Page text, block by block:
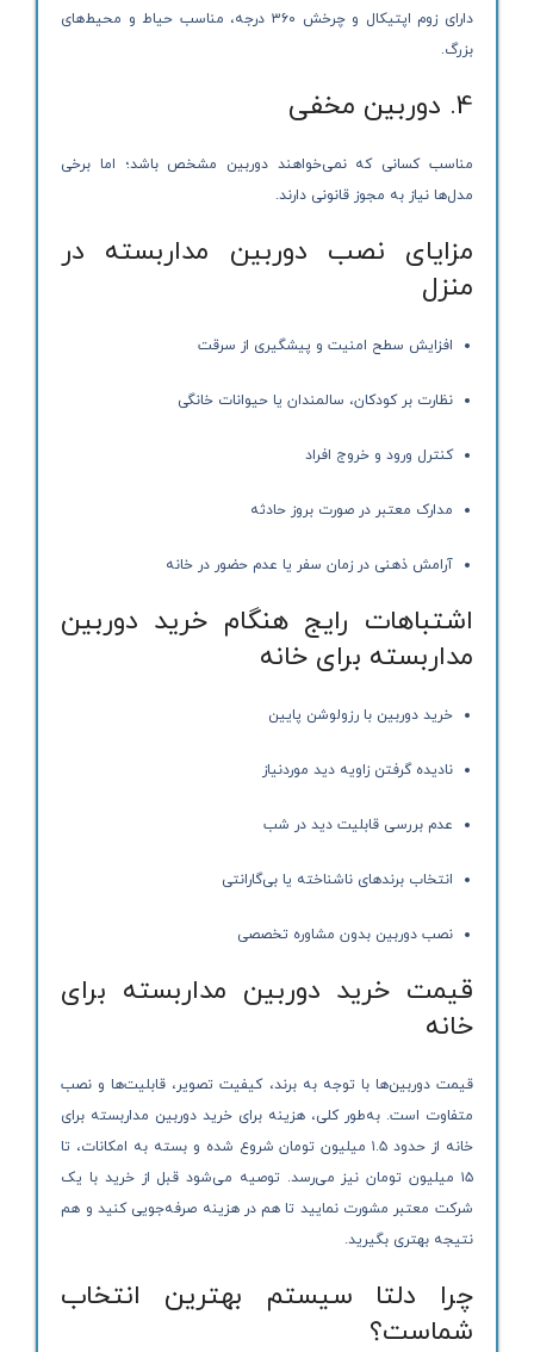
دارای زوم اپتیکال و چرخش ۳۶۰ درجه، مناسب حیاط و محیط‌های
بزرگ.
4. دوربین مخفی
مناسب کسانی که نمی‌خواهند دوربین مشخص باشد؛ اما برخی
مدل‌ها نیاز به مجوز قانونی دارند.
مزایای نصب دوربین مداربسته در
منزل
افزایش سطح امنیت و پیشگیری از سرقت
نظارت بر کودکان، سالمندان یا حیوانات خانگی
کنترل ورود و خروج افراد
مدارک معتبر در صورت بروز حادثه
آرامش ذهنی در زمان سفر یا عدم حضور در خانه
اشتباهات رایج هنگام خرید دوربین
مداربسته برای خانه
خرید دوربین با رزولوشن پایین
نادیده گرفتن زاویه دید موردنیاز
عدم بررسی قابلیت دید در شب
انتخاب برندهای ناشناخته یا بی‌گارانتی
نصب دوربین بدون مشاوره تخصصی
قیمت خرید دوربین مداربسته برای
خانه
قیمت دوربین‌ها با توجه به برند، کیفیت تصویر، قابلیت‌ها و نصب
متفاوت است. به‌طور کلی، هزینه برای خرید دوربین مداربسته برای
خانه از حدود ۱.۵ میلیون تومان شروع شده و بسته به امکانات، تا
۱۵ میلیون تومان نیز می‌رسد. توصیه می‌شود قبل از خرید با یک
شرکت معتبر مشورت نمایید تا هم در هزینه صرفه‌جویی کنید و هم
نتیجه بهتری بگیرید.
چرا دلتا سیستم بهترین انتخاب
شماست؟